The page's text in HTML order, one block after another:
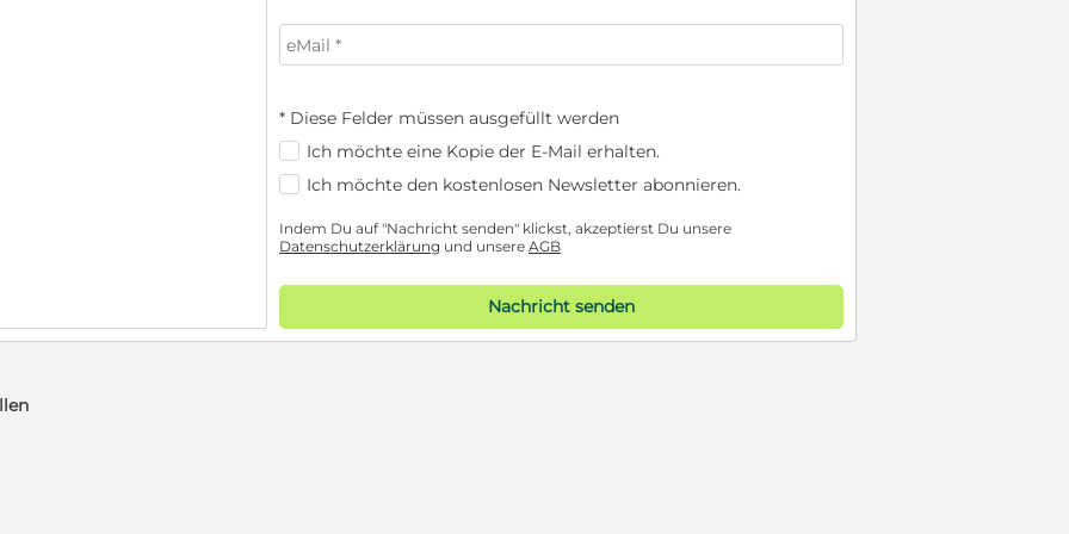
* Diese Felder müssen ausgefüllt werden
Ich möchte eine Kopie der E-Mail erhalten.
Ich möchte den kostenlosen Newsletter abonnieren.
Indem Du auf "Nachricht senden" klickst, akzeptierst Du unsere
Datenschutzerklärung und unsere AGB
Nachricht senden